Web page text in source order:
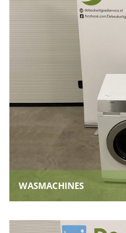
WASMACHINES